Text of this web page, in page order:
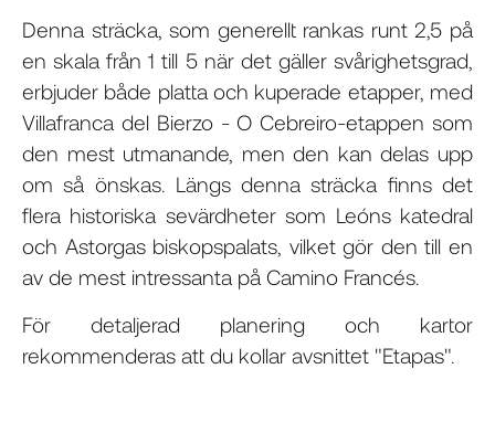
Denna sträcka, som generellt rankas runt 2,5 på
en skala från 1 till 5 när det gäller svårighetsgrad,
erbjuder både platta och kuperade etapper, med
Villafranca del Bierzo - O Cebreiro-etappen som
den mest utmanande, men den kan delas upp
om så önskas. Längs denna sträcka finns det
flera historiska sevärdheter som Leóns katedral
och Astorgas biskopspalats, vilket gör den till en
av de mest intressanta på Camino Francés.
För detaljerad planering och kartor
rekommenderas att du kollar avsnittet "Etapas".